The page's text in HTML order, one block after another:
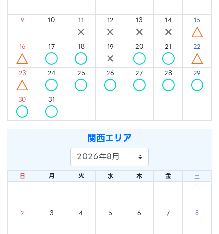
9 10 11
×
12
×
13
×
14
×
15
△
16
△
17
○
18
○
19
×
20
○
21
○
22
△
23
△
24
○
25
○
26
○
27
○
28
○
29
○
30
○
31
○
関西エリア
日 月 火 水 木 金
土
1
2 3 4 5 6 7 8